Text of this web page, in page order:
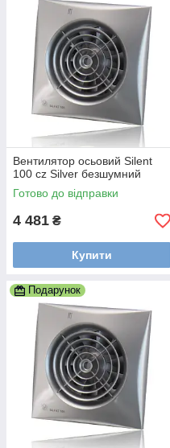
Вентилятор осьовий Silent
100 cz Silver безшумний
Готово до відправки
4 481 ₴
Купити
Подарунок